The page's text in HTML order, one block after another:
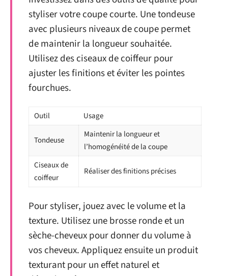
styliser votre coupe courte. Une tondeuse
avec plusieurs niveaux de coupe permet
de maintenir la longueur souhaitée.
Utilisez des ciseaux de coiffeur pour
ajuster les finitions et éviter les pointes
fourchues.
Outil Usage
Tondeuse
Maintenir la longueur et
l’homogénéité de la coupe
Ciseaux de
coiffeur
Réaliser des finitions précises
Pour styliser, jouez avec le volume et la
texture. Utilisez une brosse ronde et un
sèche-cheveux pour donner du volume à
vos cheveux. Appliquez ensuite un produit
texturant pour un effet naturel et